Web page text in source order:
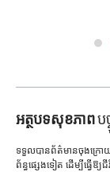
អត្ថបទសុខភាពប
ទទួលបានព័ត៌មានចុងក្រោ
ព័ន្ធផ្សេងទៀត ដើម្បីធ្វើ